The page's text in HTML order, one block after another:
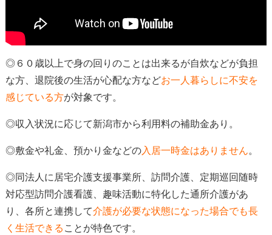
◎６０歳以上で身の回りのことは出来るが自炊などが負担
な方、退院後の生活が心配な方などお一人暮らしに不安を
感じている方が対象です。
◎収入状況に応じて新潟市から利用料の補助金あり。
◎敷金や礼金、預かり金などの入居一時金はありません。
◎同法人に居宅介護支援事業所、訪問介護、定期巡回随時
対応型訪問介護看護、趣味活動に特化した通所介護があ
り、各所と連携して介護が必要な状態になった場合でも長
く生活できる ことが特色です。